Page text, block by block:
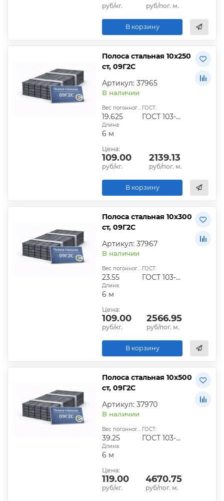
руб/кг. руб/пог. м.
В корзину
Полоса стальная 10х250
ст, 09Г2С
Артикул: 37965
В наличии
Вес погонного метра, кг:
19.625
ГОСТ:
ГОСТ 103-2006
Длина:
6 м
Цена:
109.00
руб/кг.
2139.13
руб/пог. м.
В корзину
Полоса стальная 10х300
ст, 09Г2С
Артикул: 37967
В наличии
Вес погонного метра, кг:
23.55
ГОСТ:
ГОСТ 103-2006
Длина:
6 м
Цена:
109.00
руб/кг.
2566.95
руб/пог. м.
В корзину
Полоса стальная 10х500
ст, 09Г2С
Артикул: 37970
В наличии
Вес погонного метра, кг:
39.25
ГОСТ:
ГОСТ 103-2006
Длина:
6 м
Цена:
119.00
руб/кг.
4670.75
руб/пог. м.